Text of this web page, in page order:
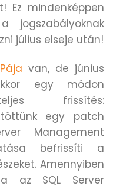
Ez mindenképpen
jogszabályoknak
július elseje után!
van, de június
egy módon
frissítés:
egy patch
Management
befrissíti a
Amennyiben
az SQL Server